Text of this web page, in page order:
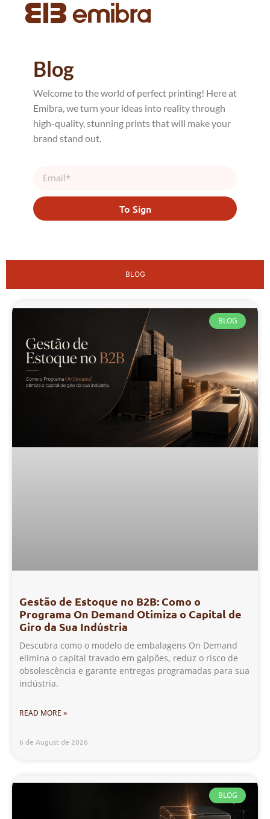
Blog
Welcome to the world of perfect printing! Here at
Emibra, we turn your ideas into reality through
high-quality, stunning prints that will make your
brand stand out.
To Sign
BLOG
BLOG
Gestão de Estoque no B2B: Como o
Programa On Demand Otimiza o Capital de
Giro da Sua Indústria
Descubra como o modelo de embalagens On Demand
elimina o capital travado em galpões, reduz o risco de
obsolescência e garante entregas programadas para sua
indústria.
READ MORE »
6 de August de 2026
BLOG